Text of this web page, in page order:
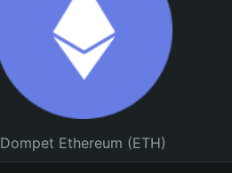
Dompet Ethereum (ETH)